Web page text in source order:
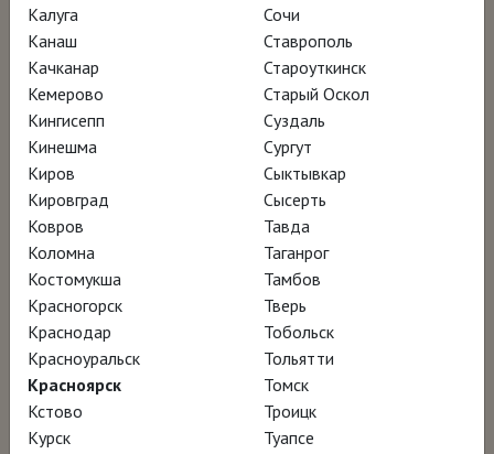
Полина Коротчикова: "Сложился миф Ирана
об Иране"
ПРИ ПОДДЕРЖКЕ
ИНФОРМАЦИОННЫЙ ПАРТНЕР
Калуга
Канаш
Качканар
Кемерово
Кингисепп
Кинешма
Киров
Кировград
Ковров
Коломна
Костомукша
Красногорск
Краснодар
Красноуральск
Красноярск
Кстово
Курск
Сочи
Ставрополь
Староуткинск
Старый Оскол
Суздаль
Сургут
Сыктывкар
Сысерть
Тавда
Таганрог
Тамбов
Тверь
Тобольск
Тольятти
Томск
Троицк
Туапсе